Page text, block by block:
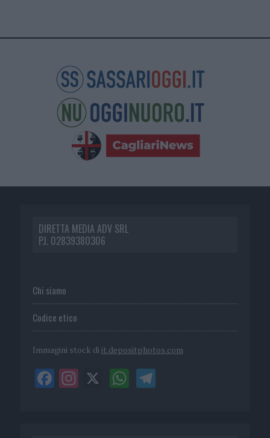
DIRETTA MEDIA ADV SRL
P.I. 02839380306
Chi siamo
Codice etico
Immagini stock di it.depositphotos.com